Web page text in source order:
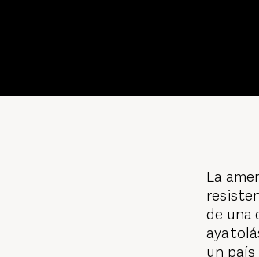
La
de una
un